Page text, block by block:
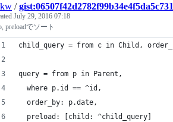
/
July 29, 2016 07:18
preloadでソート
child_query = from c in Child,
query = from p in Parent,
  where p.id == ^id,
  order_by: p.date,
  preload: [child: ^child_query]